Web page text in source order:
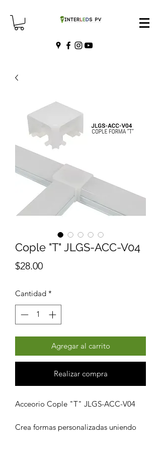
Cople "T" JLGS-ACC-V04
$28.00Precio
Cantidad *
Agregar al carrito
Realizar compra
Acceorio Cople "T" JLGS-ACC-V04
Crea formas personalizadas uniendo